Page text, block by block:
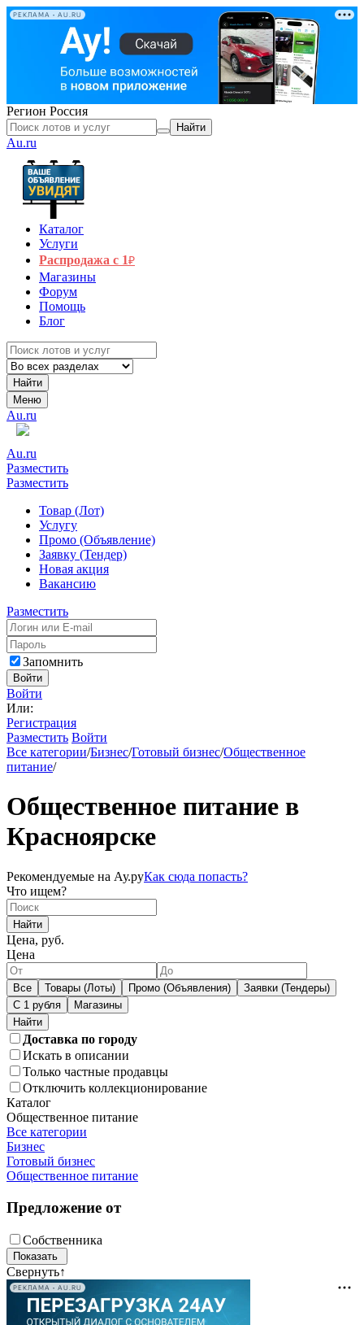
РЕКЛАМА • AU.RU
Регион Россия
Найти
Au.ru
Каталог
Услуги
Распродажа с 1₽
Магазины
Форум
Помощь
Блог
Найти
Меню
Au.ru
Au.ru
Разместить
Разместить
Товар (Лот)
Услугу
Промо (Объявление)
Заявку (Тендер)
Новая акция
Вакансию
Разместить
Запомнить
Войти
Войти
Или:
Регистрация
Разместить Войти
Все категории/Бизнес/Готовый бизнес/Общественное
питание/
Общественное питание в
Красноярске
Рекомендуемые на Ау.руКак сюда попасть?
Что ищем?
Найти
Цена, руб.
Цена
Все Товары (Лоты) Промо (Объявления)
Заявки (Тендеры)
С 1 рубля
Магазины
Доставка по городу
Искать в описании
Только частные продавцы
Отключить коллекционирование
Каталог
Общественное питание
Все категории
Бизнес
Готовый бизнес
Общественное питание
Предложение от
Собственника
Свернуть↑
РЕКЛАМА • AU.RU